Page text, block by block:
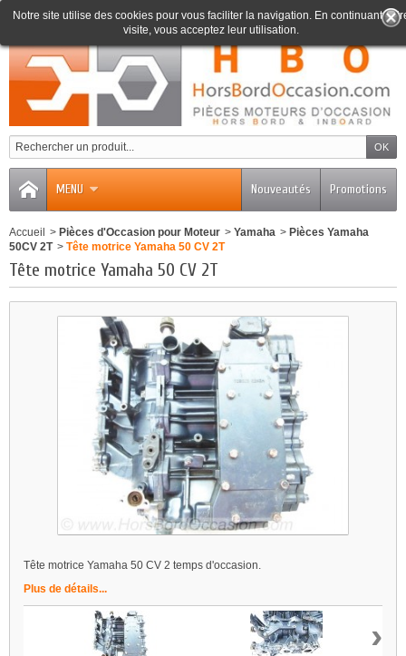
0
MENU Promotions
Nouveautés
Notre site utilise des cookies pour vous faciliter la navigation. En continuant
visite, vous acceptez leur utilisation.
Accueil > Pièces d'Occasion pour Moteur > Yamaha > Pièces Yamaha
50CV 2T > Tête motrice Yamaha 50 CV 2T
Tête motrice Yamaha 50 CV 2T
Tête motrice Yamaha 50 CV 2 temps d'occasion.
Plus de détails...
›